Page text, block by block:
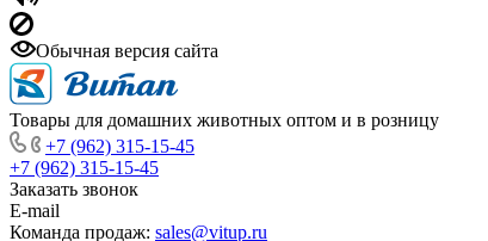
Обычная версия сайта
Товары для домашних животных оптом и в розницу
+7 (962) 315-15-45
+7 (962) 315-15-45
Заказать звонок
E-mail
Команда продаж: sales@vitup.ru